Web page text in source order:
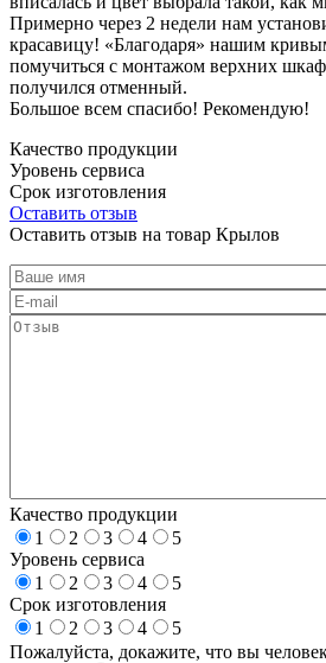
Примерно через 2 недели нам
красавицу! «Благодаря» нашим
помучиться с монтажом верхних
получился отменный.
Большое всем спасибо! Рекомендую!
Качество продукции
Уровень сервиса
Срок изготовления
Оставить отзыв
Оставить отзыв на товар Крылов
Качество продукции
1
2 3 4
5
Уровень сервиса
1
2 3 4
5
Срок изготовления
1
2 3 4
5
Пожалуйста, докажите, что вы